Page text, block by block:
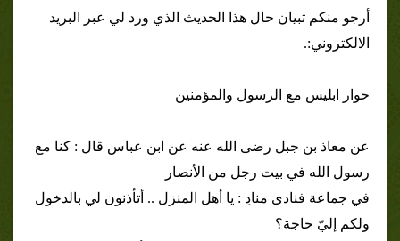
أرجو منكم تبيان حال هذا الحديث الذي ورد لي عبر البريد
الالكتروني:.
حوار ابليس مع الرسول والمؤمنين
عن معاذ بن جبل رضى الله عنه عن ابن عباس قال : كنا مع
رسول الله في بيت رجل من الأنصار
في جماعة فنادى منادِ : يا أهل المنزل .. أتأذنون لي بالدخول
ولكم إليّ حاجة؟